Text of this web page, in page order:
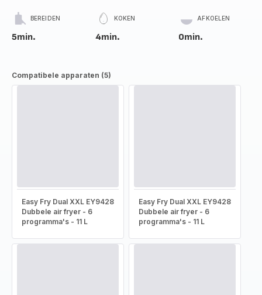
BEREIDEN
5min.
KOKEN
4min.
AFKOELEN
0min.
Compatibele apparaten (5)
Easy Fry Dual XXL EY9428
Dubbele air fryer - 6
programma's - 11 L
Easy Fry Dual XXL EY9428
Dubbele air fryer - 6
programma's - 11 L